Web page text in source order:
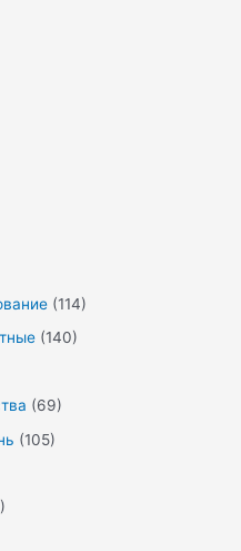
(114)
(140)
(69)
(105)